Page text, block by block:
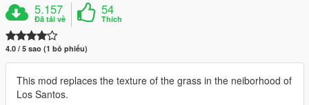
5.157
Đã tải về
54
Thích
4.0 / 5 sao (1 bỏ phiếu)
This mod replaces the texture of the grass in the neiborhood of
Los Santos.